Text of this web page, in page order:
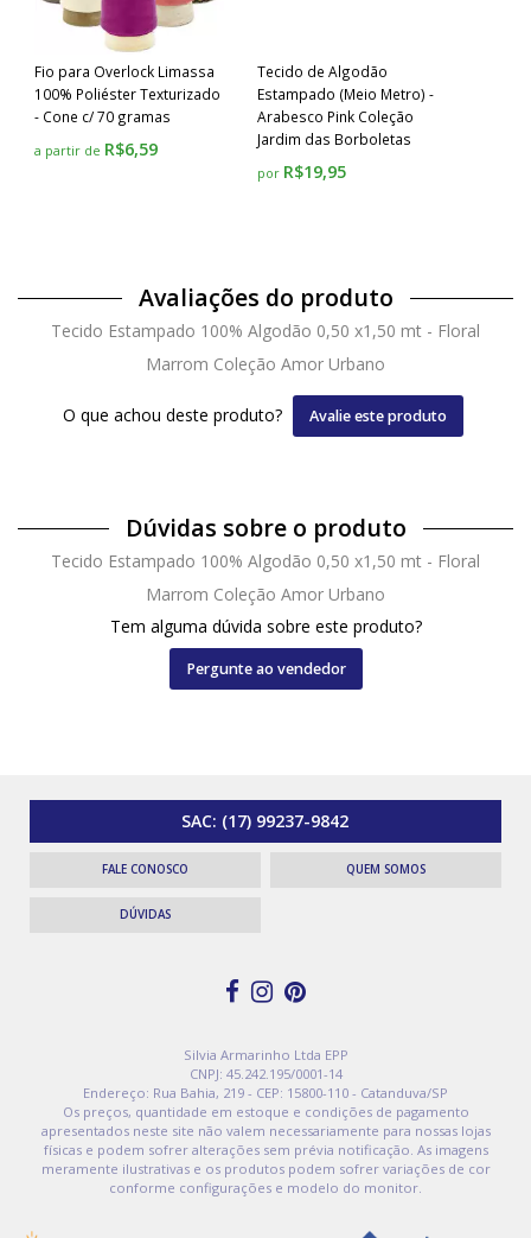
Fio para Overlock Limassa
100% Poliéster Texturizado
- Cone c/ 70 gramas
a partir de R$6,59
Tecido de Algodão
Estampado (Meio Metro) -
Arabesco Pink Coleção
Jardim das Borboletas
por R$19,95
Avaliações do produto
Tecido Estampado 100% Algodão 0,50 x1,50 mt - Floral
Marrom Coleção Amor Urbano
O que achou deste produto? Avalie este produto
Dúvidas sobre o produto
Tecido Estampado 100% Algodão 0,50 x1,50 mt - Floral
Marrom Coleção Amor Urbano
Tem alguma dúvida sobre este produto?
Pergunte ao vendedor
SAC: (17) 99237-9842
FALE CONOSCO QUEM SOMOS
DÚVIDAS
Silvia Armarinho Ltda EPP
CNPJ: 45.242.195/0001-14
Endereço: Rua Bahia, 219 - CEP: 15800-110 - Catanduva/SP
Os preços, quantidade em estoque e condições de pagamento
apresentados neste site não valem necessariamente para nossas lojas
físicas e podem sofrer alterações sem prévia notificação. As imagens
meramente ilustrativas e os produtos podem sofrer variações de cor
conforme configurações e modelo do monitor.